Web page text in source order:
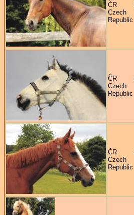
ČR
Czech
Republic
ČR
Czech
Republic
ČR
Czech
Republic